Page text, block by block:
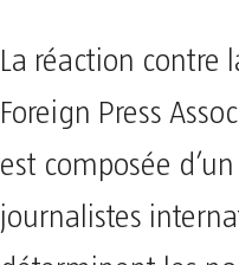
La réaction contre
Foreign Press
est composée
journalistes